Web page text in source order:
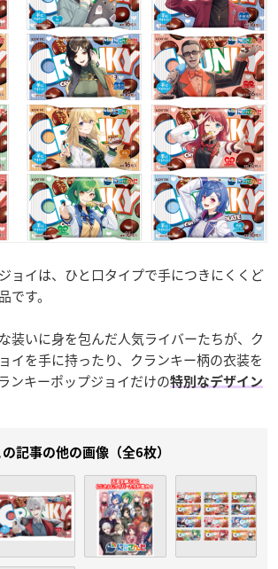
ョイは、ひと口タイプで手につきにくくど
です。
装いに身を包んだ人気ライバーたちが、ク
イを手に持ったり、クランキー柄の衣装を
ンキーポップジョイだけの特別なデザイン
の記事の他の画像（全6枚）